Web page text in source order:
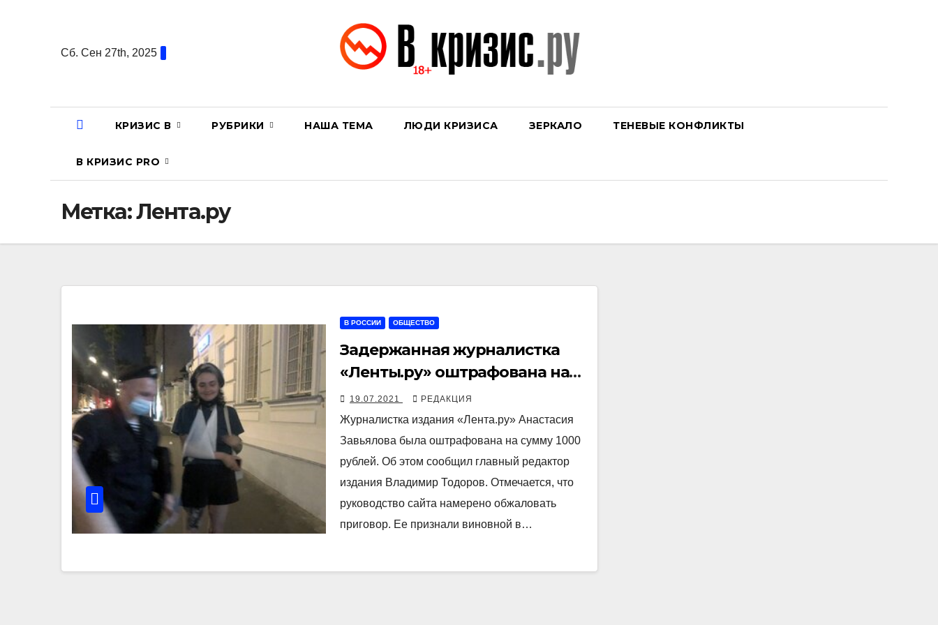
содержаниюСб. Сен 27th, 2025
КРИЗИС В РУБРИКИ НАША ТЕМА ЛЮДИ КРИЗИСА ЗЕРКАЛО ТЕНЕВЫЕ КОНФЛИКТЫ
В КРИЗИС PRO
Метка:Лента.ру
В РОССИИ ОБЩЕСТВО
Задержанная журналистка
«Ленты.ру» оштрафована на
1000 руб. Она рассказала об
избиении полицейскими
19.07.2021 РЕДАКЦИЯ
Журналистка издания «Лента.ру» Анастасия
Завьялова была оштрафована на сумму 1000
рублей. Об этом сообщил главный редактор
издания Владимир Тодоров. Отмечается, что
руководство сайта намерено обжаловать
приговор. Ее признали виновной в…